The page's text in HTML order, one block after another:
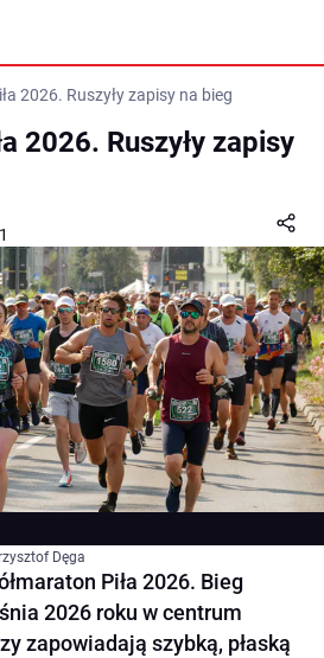
2026. Ruszyły zapisy na bieg
2026. Ruszyły zapisy
Dęga
Piła 2026. Bieg
2026 roku w centrum
zapowiadają szybką, płaską